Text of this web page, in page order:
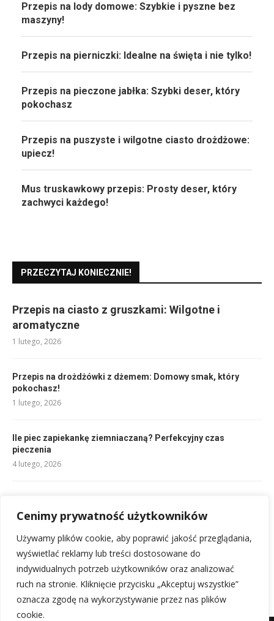
Cenimy prywatność użytkowników
Używamy plików cookie, aby poprawić jakość przeglądania,
wyświetlać reklamy lub treści dostosowane do
indywidualnych potrzeb użytkowników oraz analizować
ruch na stronie. Kliknięcie przycisku „Akceptuj wszystkie”
oznacza zgodę na wykorzystywanie przez nas plików
cookie.
Przepis na lody domowe: Szybkie i pyszne bez
maszyny!
Przepis na pierniczki: Idealne na święta i nie tylko!
Przepis na pieczone jabłka: Szybki deser, który
pokochasz
Przepis na puszyste i wilgotne ciasto drożdżowe:
upiecz!
Mus truskawkowy przepis: Prosty deser, który
zachwyci każdego!
PRZECZYTAJ KONIECZNIE!
Przepis na ciasto z gruszkami: Wilgotne i
aromatyczne
1 lutego, 2026
Przepis na drożdżówki z dżemem: Domowy smak, który
pokochasz!
1 lutego, 2026
Ile piec zapiekankę ziemniaczaną? Perfekcyjny czas
pieczenia
4 lutego, 2026
1 lutego, 2026
Przepis na pankejki: Najlepsze, puszyste i proste!
1 lutego, 2026